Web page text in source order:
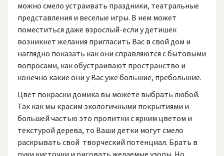
можно смело устраивать праздники, театральные
представления и веселые игры. В нем может
поместиться даже взрослый-если у детишек
возникнет желания пригласить Вас в свой дом и
наглядно показать как они справляются с бытовыми
вопросами, как обустраивают пространство и
конечно какие они у Вас уже большие, пребольшие.
Цвет покраски домика вы можете выбрать любой.
Так как мы красим экологичными покрытиями и
большей частью это пропитки с ярким цветом и
текстурой дерева, то Ваши детки могут смело
раскрывать свой творческий потенциал. Брать в
руки кисточки и рисовать желаемые узоры. Но